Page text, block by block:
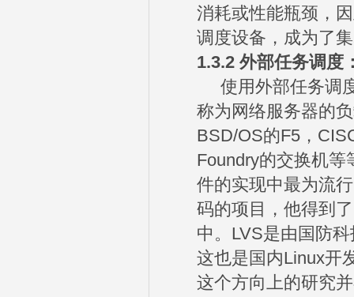
消耗或性能瓶颈，
调度设备，成为了
1.3.2 外部任务调度
使用外部任务调
称为网络服务器的
BSD/OS的F5，
Foundry的交换机
件的实现中最为流
码的项目，他得到
中。LVS是由国防
这也是国内Linux开
这个方向上的研究